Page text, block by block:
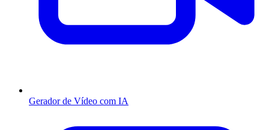
Gerador de Vídeo com IA